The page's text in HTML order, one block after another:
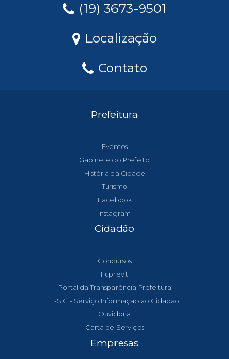
(19) 3673-9501
Localização
Contato
Prefeitura
Eventos
Gabinete do Prefeito
História da Cidade
Turismo
Facebook
Instagram
Cidadão
Concursos
Fuprevit
Portal da Transparência Prefeitura
E-SIC - Serviço Informação ao Cidadão
Ouvidoria
Carta de Serviços
Empresas